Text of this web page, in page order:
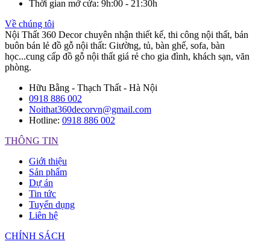
Thời gian mở cửa: 9h:00 - 21:30h
Về chúng tôi
Nội Thất 360 Decor chuyên nhận thiết kế, thi công nội thất, bán
buôn bán lẻ đồ gỗ nội thất: Giường, tủ, bàn ghế, sofa, bàn
học...cung cấp đồ gỗ nội thất giá rẻ cho gia đình, khách sạn, văn
phòng.
Hữu Bằng - Thạch Thất - Hà Nội
0918 886 002
Noithat360decorvn@gmail.com
Hotline: 0918 886 002
THÔNG TIN
Giới thiệu
Sản phẩm
Dự án
Tin tức
Tuyển dụng
Liên hệ
CHÍNH SÁCH